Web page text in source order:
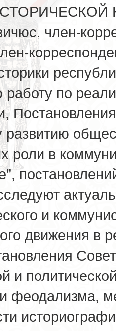
член-
работу по
роли в
и
движения в
и
феодализма,